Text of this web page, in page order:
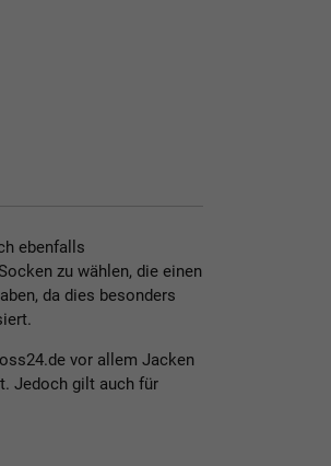
ebenfalls
zu wählen, die einen
da dies besonders
vor allem Jacken
Jedoch gilt auch für